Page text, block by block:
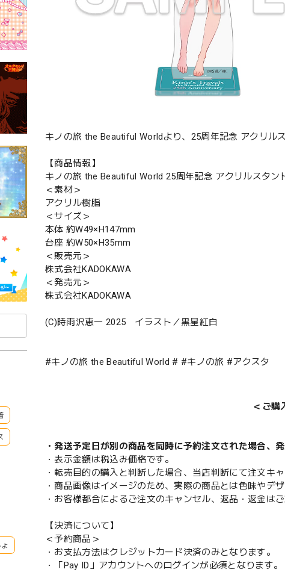
キノの旅 the Beautiful Worldより、25周年記念 アクリル
【商品情報】
キノの旅 the Beautiful World 25周年記念 アクリルスタン
＜素材＞
アクリル樹脂
＜サイズ＞
本体 約W49×H147mm
台座 約W50×H35mm
＜販売元＞
株式会社KADOKAWA
＜発売元＞
株式会社KADOKAWA
(C)時雨沢恵一 2025 イラスト／黒星紅白
#キノの旅 the Beautiful World # #キノの旅 #アクスタ
＜ご購
・発送予定日が別の商品を同時に予約注文された場合、
・表示金額は税込み価格です。
・転売目的の購入と判断した場合、当店判断にて注文キ
・商品画像はイメージのため、実際の商品とは色味やデ
・お客様都合によるご注文のキャンセル、返品・返金は
【決済について】
＜予約商品＞
・お支払方法はクレジットカード決済のみとなります。
・「Pay ID」アカウントへのログインが必須となります。